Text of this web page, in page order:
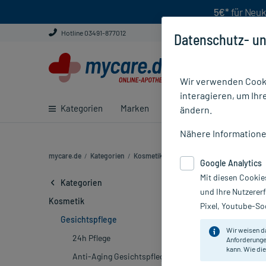
5€* für
Hotline 03491-877012
Kategorien Marken Ratgeber
mycare.de / Kategorien / Kosmetik Gesichtspflege (1106)
Kategorien
Kosmetik
Gesichtspflege
24h Pflege
Anti-Aging Gesichtspflege
Datenschutz-
Wir verwenden
interagieren, um
ändern.
Nähere
Google Analytics
Mit diesen
und Ihre
Pixel, Youtube-
Wir weisen
kann. Wie